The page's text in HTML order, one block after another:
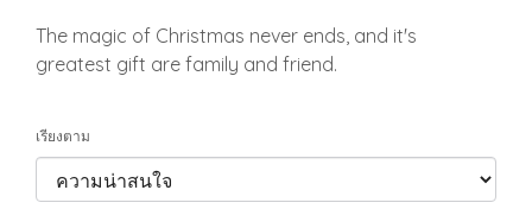
The magic of Christmas never ends, and it's
greatest gift are family and friend.
เรียงตาม